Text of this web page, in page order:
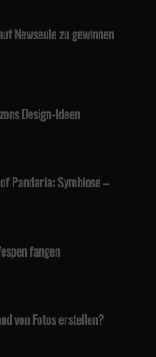
Newseule zu gewinnen
Design-Ideen
Pandaria: Symbiose –
fangen
von Fotos erstellen?